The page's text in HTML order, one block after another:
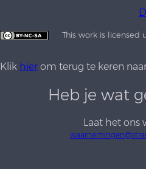
This work is licensed
Klik hier om terug te keren
Heb je wat
Laat het ons